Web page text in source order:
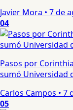
Javier Mora • 7 de
04
Pasos por
sumó Universidad
Carlos Campos • 7
05